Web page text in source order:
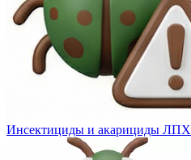
Инсектициды и акарициды ЛПХ